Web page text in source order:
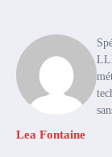
Lea Fontaine